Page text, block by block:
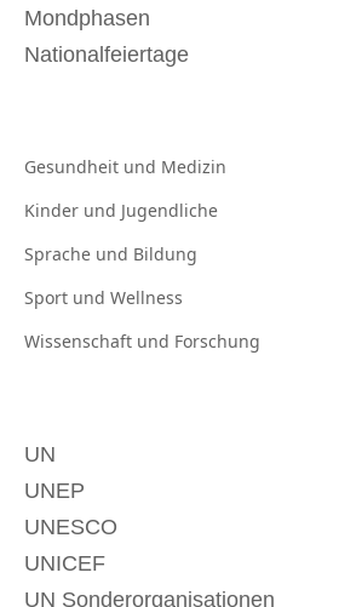
Mondphasen
Nationalfeiertage
Gesundheit und Medizin
Kinder und Jugendliche
Sprache und Bildung
Sport und Wellness
Wissenschaft und Forschung
UN
UNEP
UNESCO
UNICEF
UN Sonderorganisationen